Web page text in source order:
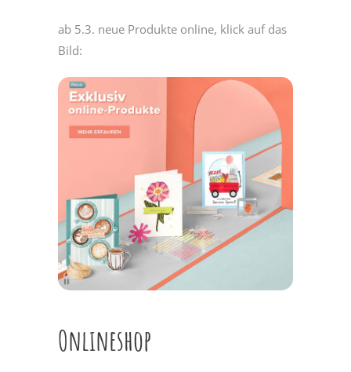
ab 5.3. neue Produkte online, klick auf das
Bild:
Onlineshop